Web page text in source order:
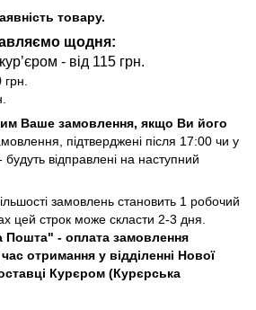
товару.
щодня:
- від 115 грн.
Ваше замовлення, якщо Ви його
підтверджені після 17:00 чи у
- будуть відправлені на наступний
замовлень становить 1 робочий
цей строк може скласти 2-3 дня.
Пошта" - оплата замовлення
отримання у відділенні Нової
Курєром (Курєрська